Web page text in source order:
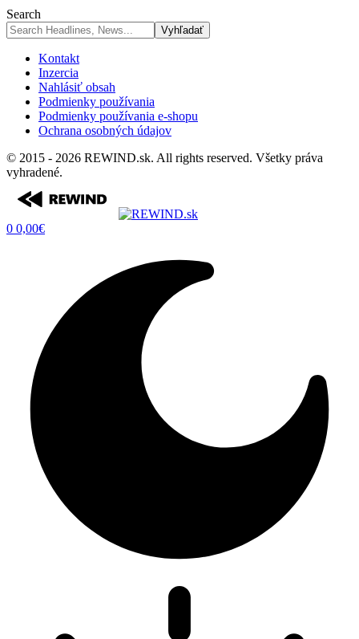
Search
Kontakt
Inzercia
Nahlásiť obsah
Podmienky používania
Podmienky používania e-shopu
Ochrana osobných údajov
© 2015 - 2026 REWIND.sk. All rights reserved. Všetky práva
vyhradené.
0 0,00€